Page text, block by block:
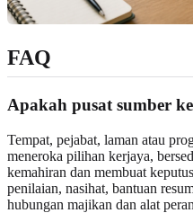
FAQ
Apakah pusat sumber
Tempat, pejabat, laman atau
meneroka pilihan kerjaya,
kemahiran dan membuat
penilaian, nasihat, bantuan
hubungan majikan dan alat